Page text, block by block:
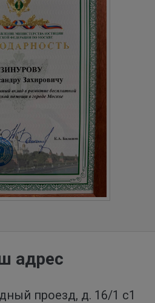
адрес
проезд, д. 16/1 с1